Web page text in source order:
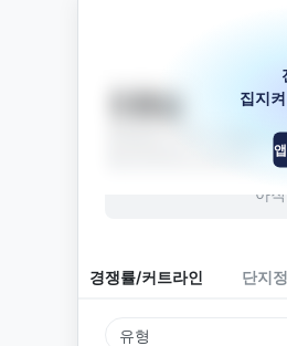
천황빌
경상남도 진주시 창렬로
아
경쟁률/커트라인 단지
유형
집지